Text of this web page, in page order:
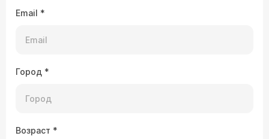
Email *
Город *
Возраст *